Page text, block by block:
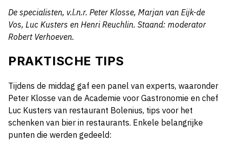
De specialisten, v.l.n.r. Peter Klosse, Marjan van Eijk-de
Vos, Luc Kusters en Henri Reuchlin. Staand: moderator
Robert Verhoeven.
PRAKTISCHE TIPS
Tijdens de middag gaf een panel van experts, waaronder
Peter Klosse van de Academie voor Gastronomie en chef
Luc Kusters van restaurant Bolenius, tips voor het
schenken van bier in restaurants. Enkele belangrijke
punten die werden gedeeld: